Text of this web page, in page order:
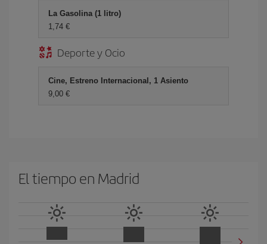
La Gasolina (1 litro)
1,74 €
Deporte y Ocio
Cine, Estreno Internacional, 1 Asiento
9,00 €
El tiempo en Madrid